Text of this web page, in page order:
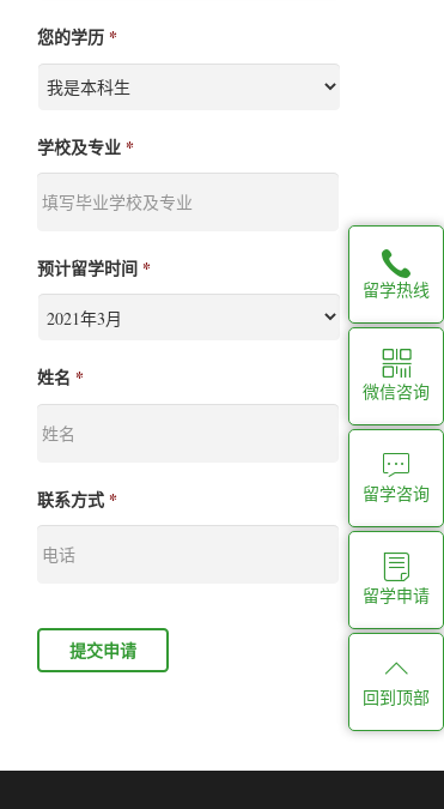
您的学历 *
学校及专业 *
预计留学时间 *
姓名 *
联系方式 *
留学热线
微信咨询
留学咨询
留学申请
回到顶部